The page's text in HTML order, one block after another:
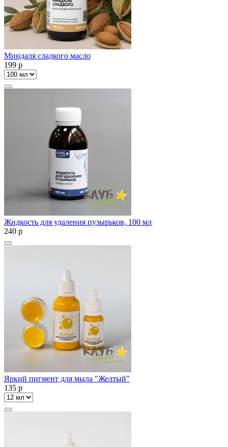
Миндаля сладкого масло
199 p
Жидкость для удаления пузырьков, 100 мл
240 p
Яркий пигмент для мыла "Желтый"
135 p